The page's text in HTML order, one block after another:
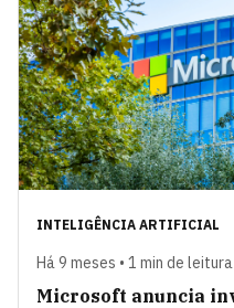
INTELIGÊNCIA ARTIFICIAL
Há 9 meses • 1 min de leitura
Microsoft anuncia